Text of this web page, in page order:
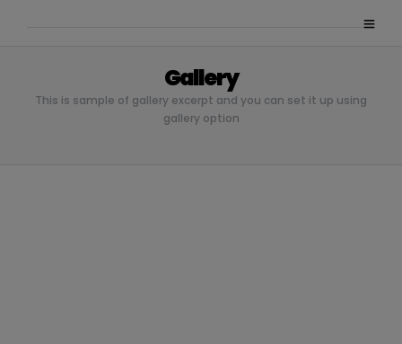
Gallery
This is sample of gallery excerpt and you can set it up using
gallery option